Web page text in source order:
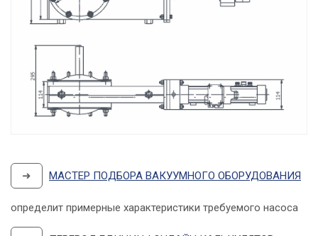
➜ МАСТЕР ПОДБОРА ВАКУУМНОГО ОБОРУДОВАНИЯ
определит примерные характеристики требуемого насоса